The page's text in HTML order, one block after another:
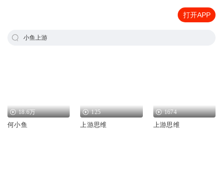
打开APP
小鱼上游
18.6万
何小鱼
125
上游思维
1674
上游思维